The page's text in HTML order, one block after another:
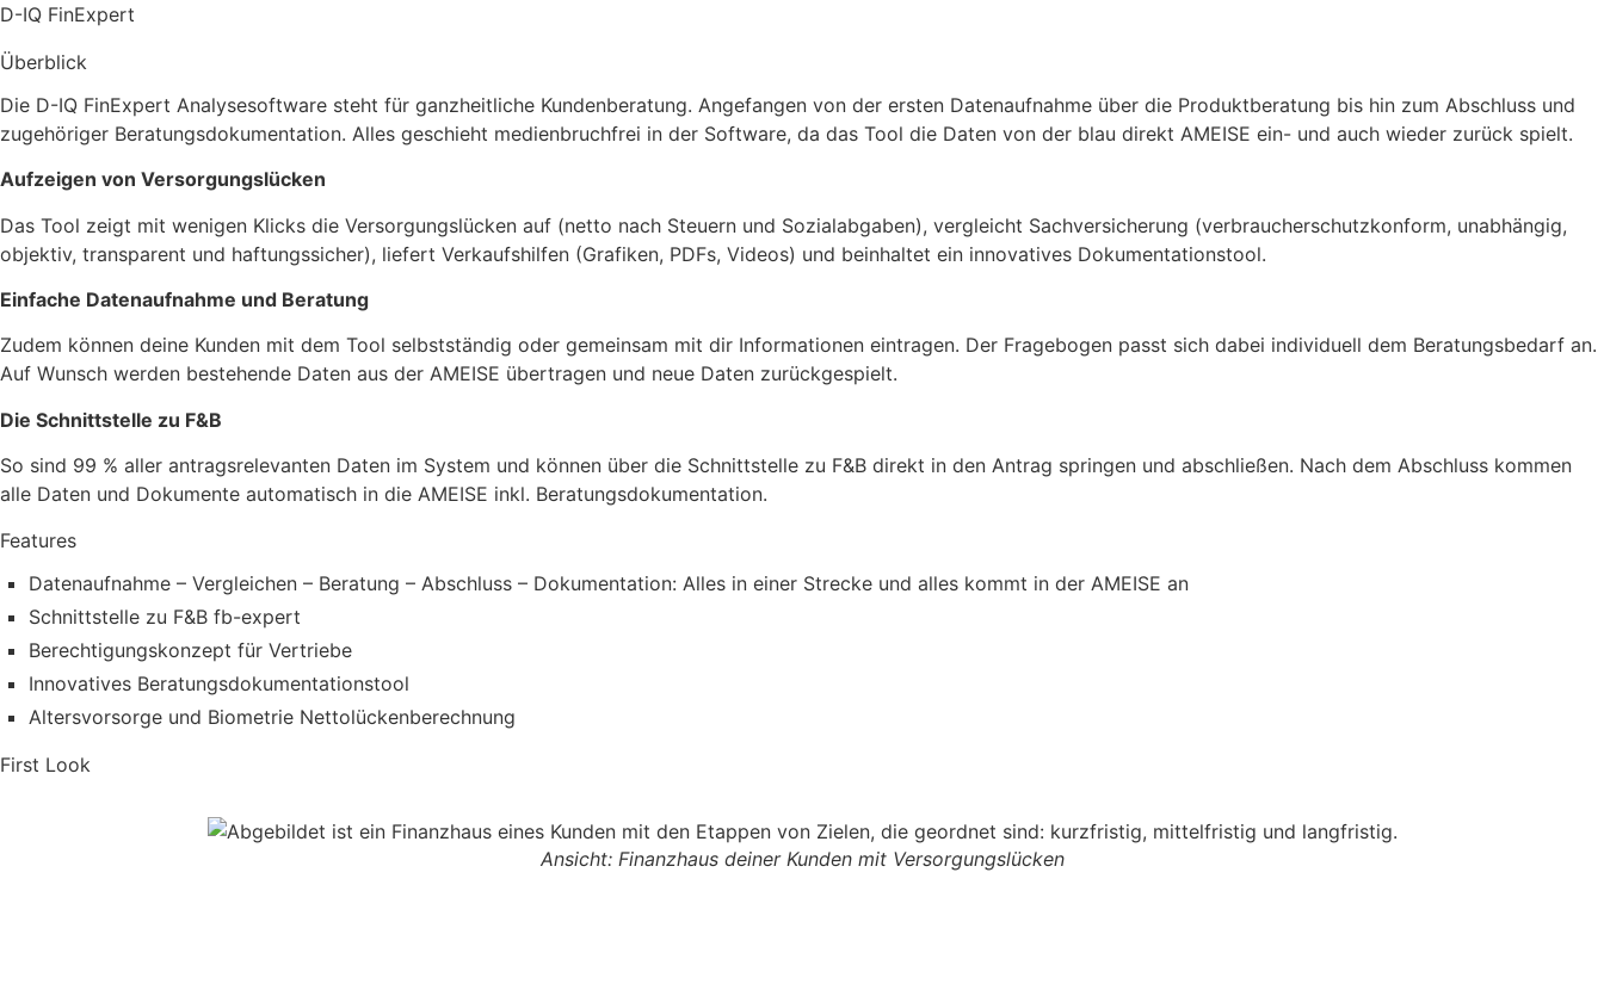
D-IQ FinExpert
Überblick
Die D-IQ FinExpert Analysesoftware steht für ganzheitliche Kundenberatung. Angefangen von der ersten Datenaufnahme über die Produktberatung bis hin zum Abschluss und
zugehöriger Beratungsdokumentation. Alles geschieht medienbruchfrei in der Software, da das Tool die Daten von der blau direkt AMEISE ein- und auch wieder zurück spielt.
Aufzeigen von Versorgungslücken
Das Tool zeigt mit wenigen Klicks die Versorgungslücken auf (netto nach Steuern und Sozialabgaben), vergleicht Sachversicherung (verbraucherschutzkonform, unabhängig,
objektiv, transparent und haftungssicher), liefert Verkaufshilfen (Grafiken, PDFs, Videos) und beinhaltet ein innovatives Dokumentationstool.
Einfache Datenaufnahme und Beratung
Zudem können deine Kunden mit dem Tool selbstständig oder gemeinsam mit dir Informationen eintragen. Der Fragebogen passt sich dabei individuell dem Beratungsbedarf an.
Auf Wunsch werden bestehende Daten aus der AMEISE übertragen und neue Daten zurückgespielt.
Die Schnittstelle zu F&B
So sind 99 % aller antragsrelevanten Daten im System und können über die Schnittstelle zu F&B direkt in den Antrag springen und abschließen. Nach dem Abschluss kommen
alle Daten und Dokumente automatisch in die AMEISE inkl. Beratungsdokumentation.
Features
Datenaufnahme – Vergleichen – Beratung – Abschluss – Dokumentation: Alles in einer Strecke und alles kommt in der AMEISE an
Schnittstelle zu F&B fb-expert
Berechtigungskonzept für Vertriebe
Innovatives Beratungsdokumentationstool
Altersvorsorge und Biometrie Nettolückenberechnung
First Look
Ansicht: Finanzhaus deiner Kunden mit Versorgungslücken